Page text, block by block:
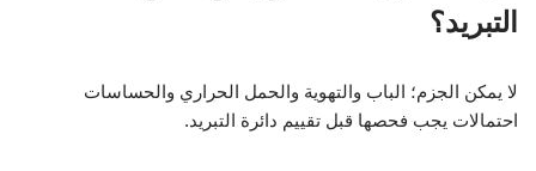
التبريد؟
لا يمكن الجزم؛ الباب والتهوية والحمل الحراري والحساسات
احتمالات يجب فحصها قبل تقييم دائرة التبريد.